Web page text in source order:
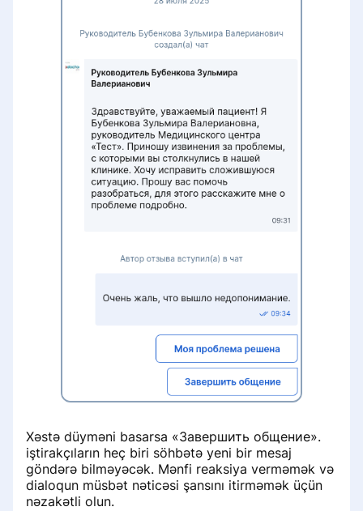
Xəstə düyməni basarsa «Завершить общение».
iştirakçıların heç biri söhbətə yeni bir mesaj
göndərə bilməyəcək. Mənfi reaksiya verməmək və
dialoqun müsbət nəticəsi şansını itirməmək üçün
nəzakətli olun.